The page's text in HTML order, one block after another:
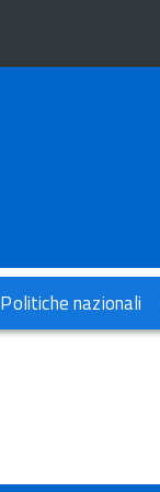
Politiche nazionali